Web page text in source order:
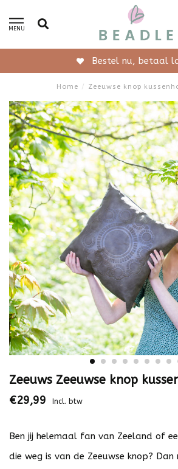
MENU
Gratis verzending
Home / Zeeuwse knop
Zeeuws Zeeuwse knop
€29,99 Incl. btw
Ben jij helemaal fan van Zeeland of
die weg is van de Zeeuwse knop?